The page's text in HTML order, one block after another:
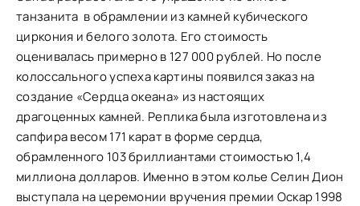
танзанита в обрамлении из камней кубического
циркония и белого золота. Его стоимость
оценивалась примерно в 127 000 рублей. Но после
колоссального успеха картины появился заказ на
создание «Сердца океана» из настоящих
драгоценных камней. Реплика была изготовлена из
сапфира весом 171 карат в форме сердца,
обрамленного 103 бриллиантами стоимостью 1,4
миллиона долларов. Именно в этом колье Селин Дион
выступала на церемонии вручения премии Оскар 1998